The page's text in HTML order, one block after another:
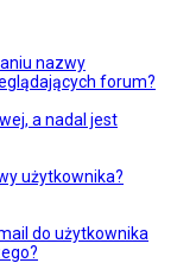
nazwy
forum?
a nadal jest
użytkownika?
do użytkownika